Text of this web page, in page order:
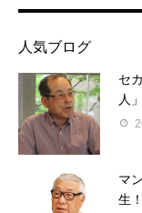
人気ブログ
セ
人」
マ
生